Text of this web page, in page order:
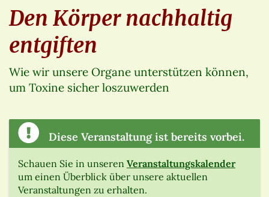
Den Körper nachhaltig
entgiften
Wie wir unsere Organe unterstützen können,
um Toxine sicher loszuwerden
Diese Veranstaltung ist bereits vorbei.
Schauen Sie in unseren Veranstaltungskalender
um einen Überblick über unsere aktuellen
Veranstaltungen zu erhalten.